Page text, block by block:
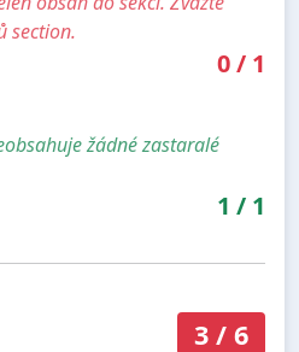
section.
0/ 1
žádné zastaralé
1 / 1
3/ 6